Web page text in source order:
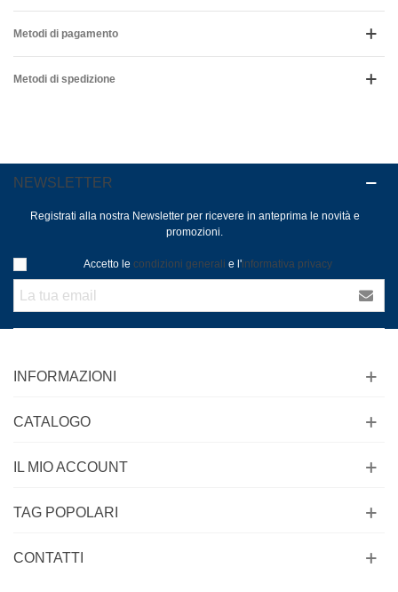
Metodi di pagamento
Metodi di spedizione
NEWSLETTER
Registrati alla nostra Newsletter per ricevere in anteprima le novità e
promozioni.
Accetto le condizioni generali e l'informativa privacy
INFORMAZIONI
CATALOGO
IL MIO ACCOUNT
TAG POPOLARI
CONTATTI